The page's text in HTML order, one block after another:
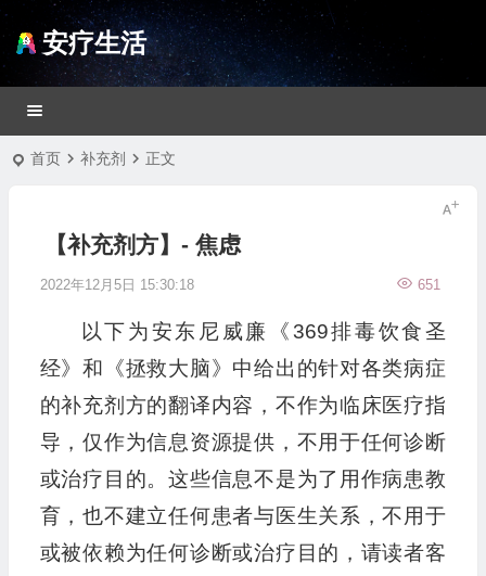
安疗生活
首页 补充剂 正文
【补充剂方】- 焦虑
2022年12月5日 15:30:18 651
以下为安东尼威廉《369排毒饮食圣
经》和《拯救大脑》中给出的针对各类病症
的补充剂方的翻译内容，不作为临床医疗指
导，仅作为信息资源提供，不用于任何诊断
或治疗目的。这些信息不是为了用作病患教
育，也不建立任何患者与医生关系，不用于
或被依赖为任何诊断或治疗目的，请读者客